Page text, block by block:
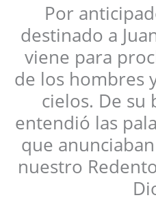
Por
destinado a
viene para
de los hombres
cielos. De su
entendió las
que
nuestro